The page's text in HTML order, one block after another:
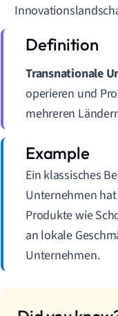
Transnationale
operieren und
mehreren
Ein klassisches
Unternehmen
Produkte wie
an lokale
Unternehmen.